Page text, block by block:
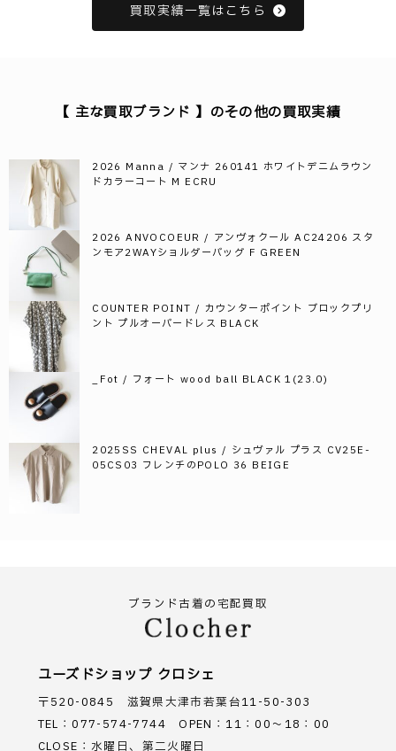
買取実績一覧はこちら
【 主な買取ブランド 】のその他の買取実績
2026 Manna / マンナ 260141 ホワイトデニムラウン
ドカラーコート M ECRU
2026 ANVOCOEUR / アンヴォクール AC24206 スタ
ンモア2WAYショルダーバッグ F GREEN
COUNTER POINT / カウンターポイント ブロックプリ
ント プルオーバードレス BLACK
_Fot / フォート wood ball BLACK 1(23.0)
2025SS CHEVAL plus / シュヴァル プラス CV25E-
05CS03 フレンチのPOLO 36 BEIGE
ブランド古着の宅配買取
ユーズドショップ クロシェ
〒520-0845 滋賀県大津市若葉台11-50-303
TEL：077-574-7744 OPEN：11：00～18：00
CLOSE：水曜日、第二火曜日